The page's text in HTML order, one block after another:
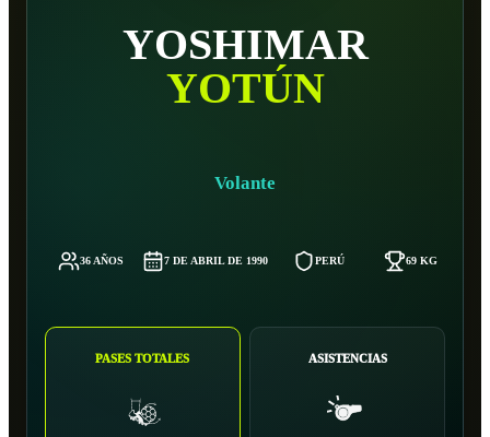
YOSHIMAR
YOTÚN
Volante
36 AÑOS 7 DE ABRIL DE 1990 PERÚ 69 KG
PASES TOTALES ASISTENCIAS